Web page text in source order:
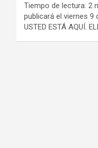
Tiempo de lectura: 2
publicará el viernes
USTED ESTÁ AQUÍ.